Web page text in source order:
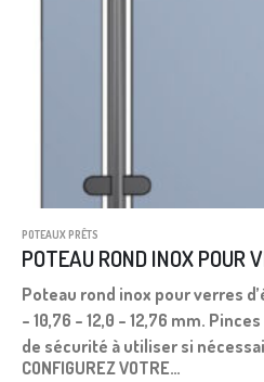
POTEAUX PRÊTS
POTEAU ROND INOX POUR
Poteau rond inox pour verres
– 10,76 – 12,0 – 12,76 mm.
de sécurité à utiliser si
CONFIGUREZ VOTRE…